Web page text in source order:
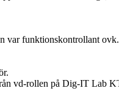
var funktionskontrollant ovk.
vd-rollen på Dig-IT Lab